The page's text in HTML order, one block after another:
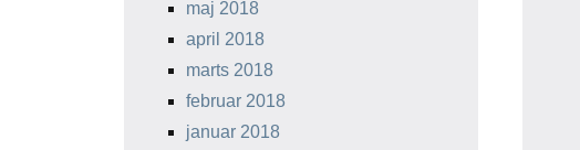
maj 2018
april 2018
marts 2018
februar 2018
januar 2018